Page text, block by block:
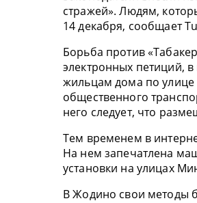
стражей». Людям,
14 декабря, сообщает
Борьба против
электронных петиций,
жильцам дома по улице
общественного
него следует, что
Тем временем в
На нем запечатлена
установки на улицах
В Жодино свои методы